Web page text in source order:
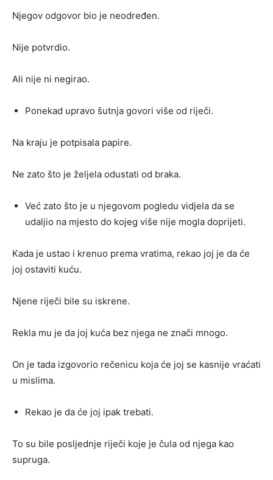
Njegov odgovor bio je neodređen.
Nije potvrdio.
Ali nije ni negirao.
Ponekad upravo šutnja govori više od riječi.
Na kraju je potpisala papire.
Ne zato što je željela odustati od braka.
Već zato što je u njegovom pogledu vidjela da se
udaljio na mjesto do kojeg više nije mogla doprijeti.
Kada je ustao i krenuo prema vratima, rekao joj je da će
joj ostaviti kuću.
Njene riječi bile su iskrene.
Rekla mu je da joj kuća bez njega ne znači mnogo.
On je tada izgovorio rečenicu koja će joj se kasnije vraćati
u mislima.
Rekao je da će joj ipak trebati.
To su bile posljednje riječi koje je čula od njega kao
supruga.